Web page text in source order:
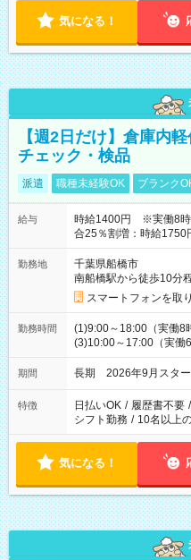
気になる！
【週2日だけ】倉庫内
チェック・検品
派遣 職種未経験OK ブランク
給与
時給1400円 ※実働8時
合25％割増：時給1750
勤務地
千葉県船橋市
南船橋駅から徒歩10分
スマートフォンを取
勤務時間
(1)9:00～18:00（実働8
(3)10:00～17:00（実
期間 長期 2026年9月スター
特徴 日払いOK / 履歴書不要 /
シフト勤務 / 10名以上
気になる！